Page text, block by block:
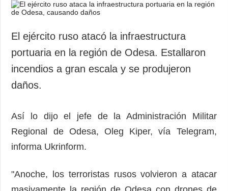
El ejército ruso atacó la infraestructura
portuaria en la región de Odesa. Estallaron
incendios a gran escala y se produjeron
daños.
Así lo dijo el jefe de la Administración Militar
Regional de Odesa, Oleg Kiper, vía Telegram,
informa Ukrinform.
"Anoche, los terroristas rusos volvieron a atacar